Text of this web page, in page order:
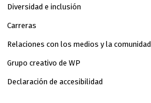
Diversidad e inclusión
Carreras
Relaciones con los medios y la comunidad
Grupo creativo de WP
Declaración de accesibilidad